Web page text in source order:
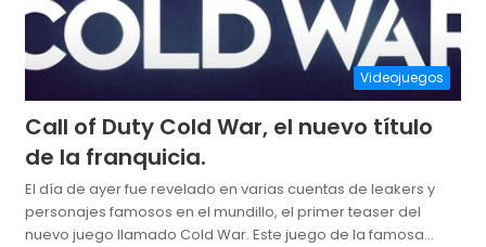
Videojuegos
Call of Duty Cold War, el nuevo título
de la franquicia.
El día de ayer fue revelado en varias cuentas de leakers y
personajes famosos en el mundillo, el primer teaser del
nuevo juego llamado Cold War. Este juego de la famosa…